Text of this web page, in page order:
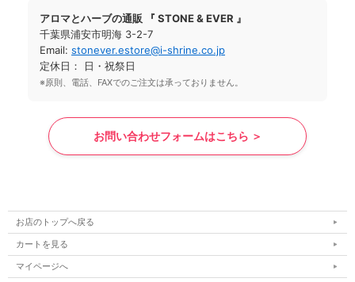
アロマとハーブの通販 『 STONE & EVER 』
千葉県浦安市明海 3-2-7
Email: stonever.estore@i-shrine.co.jp
定休日： 日・祝祭日
※原則、電話、FAXでのご注文は承っておりません。
お問い合わせフォームはこちら ＞
お店のトップへ戻る
カートを見る
マイページへ